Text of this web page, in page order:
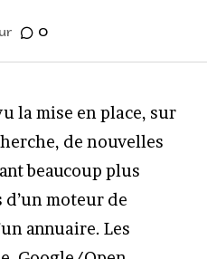
0
la mise en place, sur
de nouvelles
beaucoup plus
d’un moteur de
annuaire. Les